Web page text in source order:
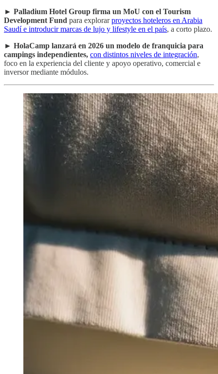
► Palladium Hotel Group firma un MoU con el Tourism
Development Fund para explorarproyectos hoteleros en Arabia
Saudí e introducir marcas de lujo y lifestyle en el país, a corto plazo.
► HolaCamp lanzará en 2026 un modelo de franquicia para
campings independientes, con distintos niveles de integración,
foco en la experiencia del cliente y apoyo operativo, comercial e
inversor mediante módulos.